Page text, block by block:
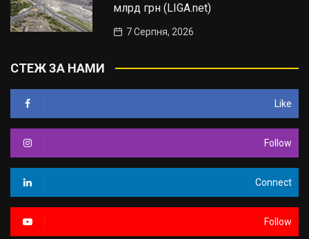
млрд грн (LIGA.net)
7 Серпня, 2026
СТЕЖ ЗА НАМИ
Like
Follow
Connect
Follow